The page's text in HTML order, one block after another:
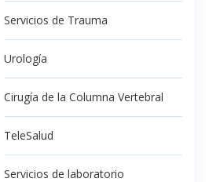
Servicios de Trauma
Urología
Cirugía de la Columna Vertebral
TeleSalud
Servicios de laboratorio